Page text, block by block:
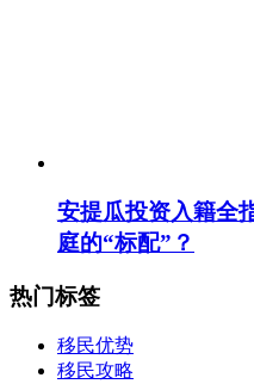
安提瓜投资入籍全
庭的“标配”？
热门标签
移民优势
移民攻略